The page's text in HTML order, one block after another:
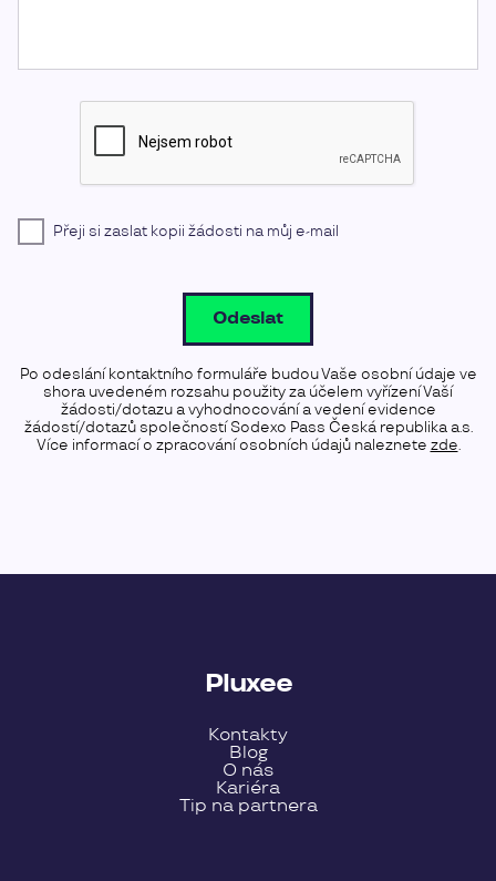
Přeji si zaslat kopii žádosti na můj e-mail
Odeslat
Po odeslání kontaktního formuláře budou Vaše osobní údaje ve
shora uvedeném rozsahu použity za účelem vyřízení Vaší
žádosti/dotazu a vyhodnocování a vedení evidence
žádostí/dotazů společností Sodexo Pass Česká republika a.s.
Více informací o zpracování osobních údajů naleznete zde.
Pluxee
Kontakty
Blog
O nás
Kariéra
Tip na partnera